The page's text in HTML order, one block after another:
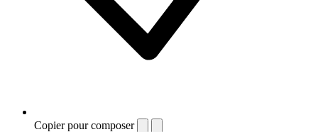
Copier pour composer